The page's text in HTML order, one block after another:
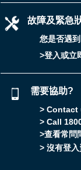
故障及緊急
您是否遇
>登入或立
需要協助?
> Contact
> Call
>查看常問
> 沒有登入